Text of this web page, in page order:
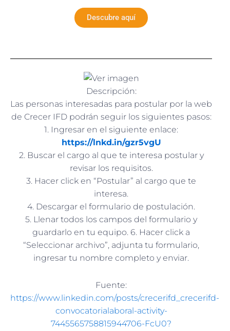
Descubre aquí
Descripción:
Las personas interesadas para postular por la web
de Crecer IFD podrán seguir los siguientes pasos:
1. Ingresar en el siguiente enlace:
https://lnkd.in/gzr5vgU
2. Buscar el cargo al que te interesa postular y
revisar los requisitos.
3. Hacer click en “Postular” al cargo que te
interesa.
4. Descargar el formulario de postulación.
5. Llenar todos los campos del formulario y
guardarlo en tu equipo. 6. Hacer click a
“Seleccionar archivo”, adjunta tu formulario,
ingresar tu nombre completo y enviar.
Fuente:
https://www.linkedin.com/posts/crecerifd_crecerifd-
convocatorialaboral-activity-
7445565758815944706-FcU0?